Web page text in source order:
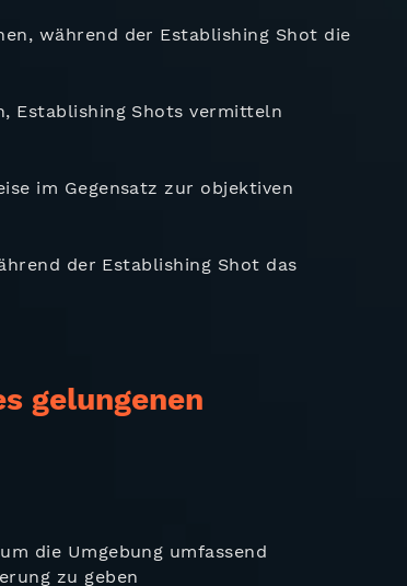
während der Establishing Shot die
Establishing Shots vermitteln
im Gegensatz zur objektiven
der Establishing Shot das
gelungenen
die Umgebung umfassend
zu geben